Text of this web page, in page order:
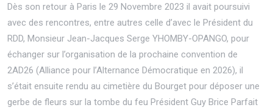
Dès son retour à Paris le 29 Novembre 2023 il avait poursuivi
avec des rencontres, entre autres celle d’avec le Président du
RDD, Monsieur Jean-Jacques Serge YHOMBY-OPANGO, pour
échanger sur l’organisation de la prochaine convention de
2AD26 (Alliance pour l’Alternance Démocratique en 2026), il
s’était ensuite rendu au cimetière du Bourget pour déposer une
gerbe de fleurs sur la tombe du feu Président Guy Brice Parfait